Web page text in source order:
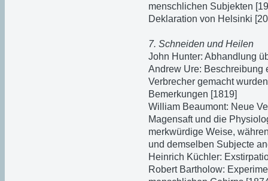
menschlichen Subjekten
Deklaration von Helsinki
7. Schneiden und Heilen
John Hunter: Abhandlung
Andrew Ure: Beschreibung
Verbrecher gemacht
Bemerkungen [1819]
William Beaumont: Neue
Magensaft und die
merkwürdige Weise,
und demselben Subjecte
Heinrich Küchler:
Robert Bartholow: